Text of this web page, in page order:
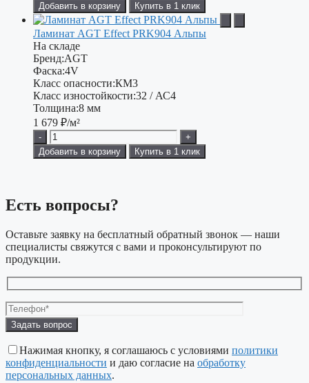
Добавить в корзину
Купить в 1 клик
Ламинат AGT Effect PRK904 Альпы
На складе
Бренд:AGT
Фаска:4V
Класс опасности:КМ3
Класс изностойкости:32 / АС4
Толщина:8 мм
1 679 ₽/м²
-
+
Добавить в корзину
Купить в 1 клик
Есть вопросы?
Оставьте заявку на бесплатный обратный звонок — наши
специалисты свяжутся с вами и проконсультируют по
продукции.
Оставьте
это
поле
пустым.
Нажимая кнопку, я соглашаюсь с условиями политики
конфиденциальности и даю согласие на обработку
персональных данных.